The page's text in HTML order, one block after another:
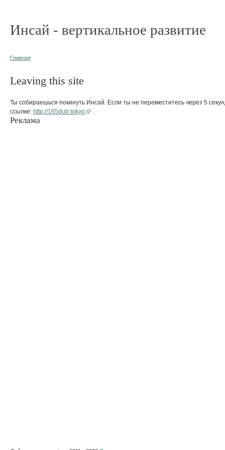
Инсай - вертикальное развитие
Главная
Leaving this site
Ты собираешься покинуть Инсай. Если ты не переместитесь через 5
ссылке: http://165dub.tokyo
Реклама